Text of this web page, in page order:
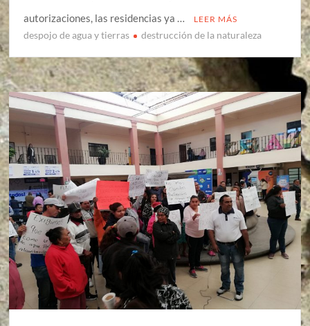
autorizaciones, las residencias ya …
LEER MÁS
despojo de agua y tierras destrucción de la naturaleza